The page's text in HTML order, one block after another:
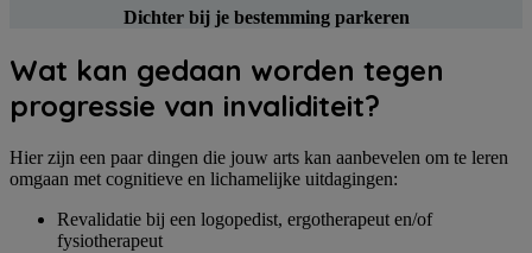
Dichter bij je bestemming parkeren
Wat kan gedaan worden tegen
progressie van invaliditeit?
Hier zijn een paar dingen die jouw arts kan aanbevelen om te leren
omgaan met cognitieve en lichamelijke uitdagingen:
Revalidatie bij een logopedist, ergotherapeut en/of
fysiotherapeut